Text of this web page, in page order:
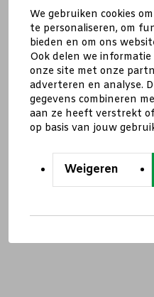
We gebruiken cookies
te personaliseren, om
bieden en om ons
Ook delen we
onze site met onze
adverteren en analyse.
gegevens combineren
aan ze heeft verstrekt
op basis van jouw
Weigeren